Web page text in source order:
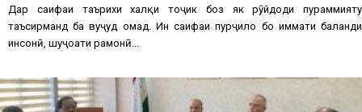
Дар саҳифаи таърихи халқи тоҷик боз як рӯйдоди пураҳммияту
таъсирманд ба вуҷуд омад. Ин саҳифаи пурҷило бо ҳиммати баланди
инсонӣ, шуҷоати раҳмонӣ...